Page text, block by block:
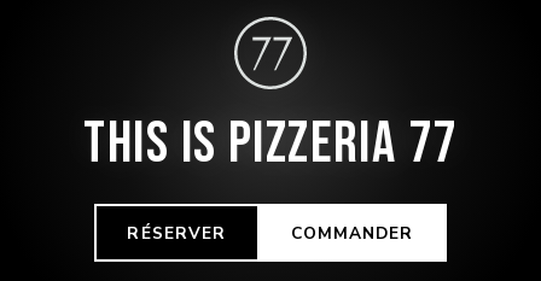
THIS IS PIZZERIA 77
RÉSERVER COMMANDER